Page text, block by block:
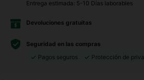
Entrega estimada: 5-10 Días laborables
Devoluciones gratuitas
Seguridad en las compras
Pagos seguros
Protección de